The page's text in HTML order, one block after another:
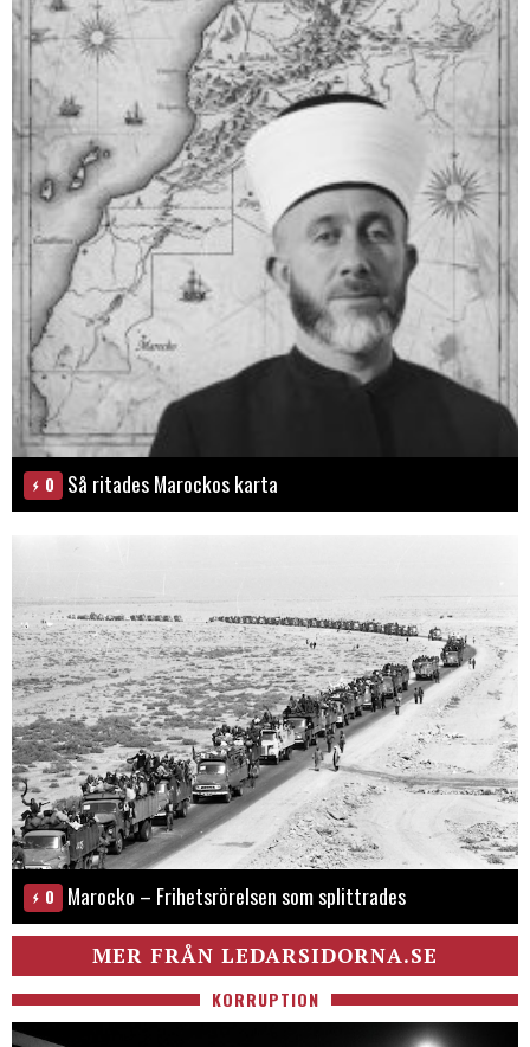
0 Så ritades Marockos karta
0 Marocko – Frihetsrörelsen som splittrades
MER FRÅN LEDARSIDORNA.SE
KORRUPTION